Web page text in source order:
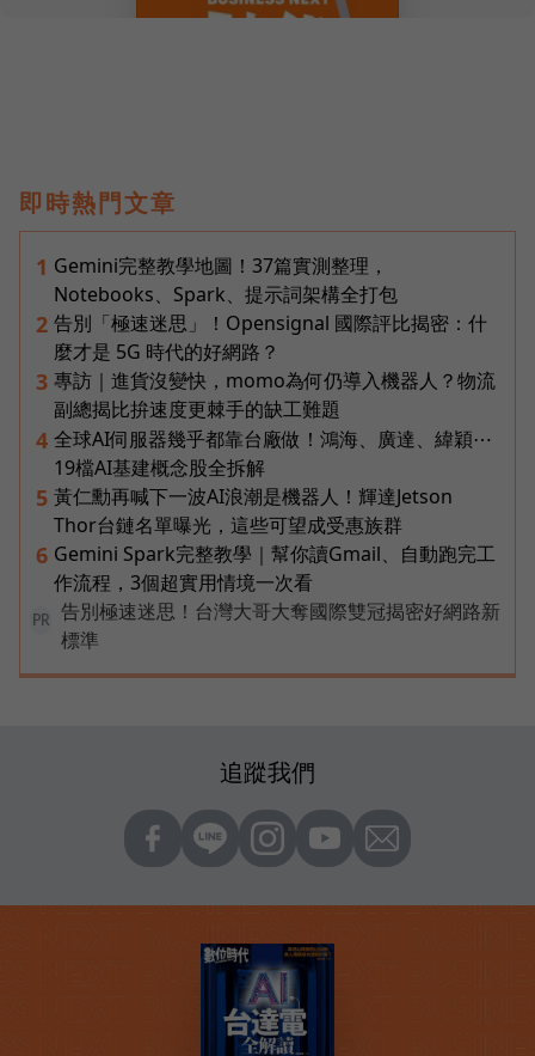
即時熱門文章
1 Gemini完整教學地圖！37篇實測整理，
Notebooks、Spark、提示詞架構全打包
2 告別「極速迷思」！Opensignal 國際評比揭密：什
麼才是 5G 時代的好網路？
3 專訪｜進貨沒變快，momo為何仍導入機器人？物流
副總揭比拚速度更棘手的缺工難題
4 全球AI伺服器幾乎都靠台廠做！鴻海、廣達、緯穎⋯
19檔AI基建概念股全拆解
5 黃仁勳再喊下一波AI浪潮是機器人！輝達Jetson
Thor台鏈名單曝光，這些可望成受惠族群
6 Gemini Spark完整教學｜幫你讀Gmail、自動跑完工
作流程，3個超實用情境一次看
PR
告別極速迷思！台灣大哥大奪國際雙冠揭密好網路新
標準
追蹤我們